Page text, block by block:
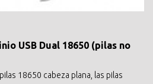
USB Dual 18650 (pilas no
18650 cabeza plana, las pilas